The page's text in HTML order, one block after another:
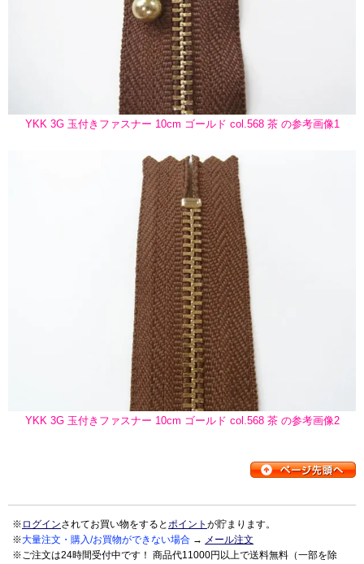
YKK 3G 玉付きファスナー 10cm ゴールド col.568 茶 の参考画像1
YKK 3G 玉付きファスナー 10cm ゴールド col.568 茶 の参考画像2
※ ログインされてお買い物をするとポイント が貯まります。
※大量注文・購入/お買物ができない場合 → メール注文
※ご注文は24時間受付中です！ 商品代11000円以上で送料無料（一部を除